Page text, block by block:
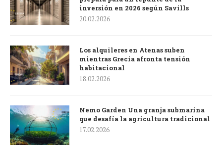
inversión en 2026 según Savills
20.02.2026
Los alquileres en Atenas suben
mientras Grecia afronta tensión
habitacional
18.02.2026
Nemo Garden Una granja submarina
que desafía la agricultura tradicional
17.02.2026